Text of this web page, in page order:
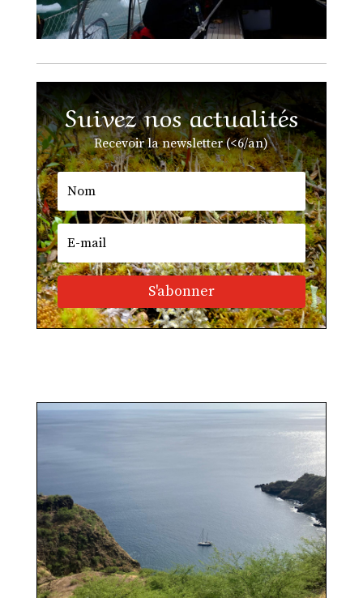
Suivez nos actualités
Recevoir la newsletter (<6/an)
S'abonner